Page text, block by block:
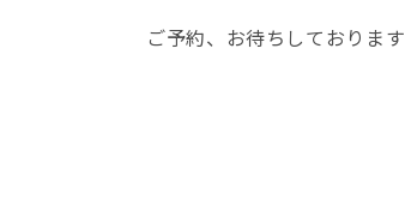
ご予約、お待ちしております